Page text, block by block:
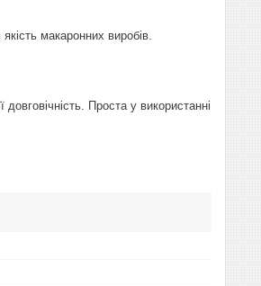
макаронних виробів.
Проста у використанні